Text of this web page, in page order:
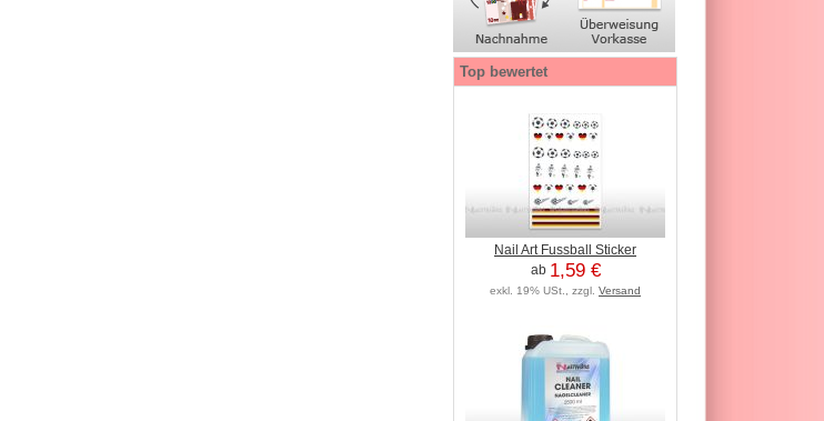
Top bewertet
Nail Art Fussball Sticker
ab 1,59 €
exkl. 19% USt., zzgl. Versand